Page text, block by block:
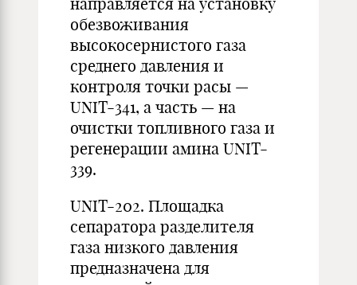
обезвоживания
высокосернистого газа
среднего давления и
контроля точки расы —
UNIT-341, а часть — на
очистки топливного газа и
регенерации амина UNIT-
339.
UNIT-202. Площадка
сепаратора разделителя
газа низкого давления
предназначена для